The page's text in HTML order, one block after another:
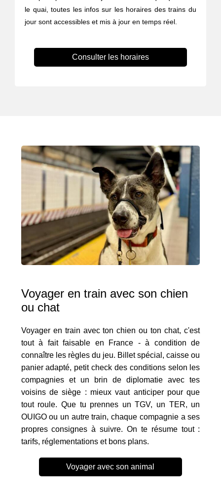
le quai, toutes les infos sur les horaires des trains du
jour sont accessibles et mis à jour en temps réel.
Consulter les horaires
Voyager en train avec son chien
ou chat
Voyager en train avec ton chien ou ton chat, c'est
tout à fait faisable en France - à condition de
connaître les règles du jeu. Billet spécial, caisse ou
panier adapté, petit check des conditions selon les
compagnies et un brin de diplomatie avec tes
voisins de siège : mieux vaut anticiper pour que
tout roule. Que tu prennes un TGV, un TER, un
OUIGO ou un autre train, chaque compagnie a ses
propres consignes à suivre. On te résume tout :
tarifs, réglementations et bons plans.
Voyager avec son animal